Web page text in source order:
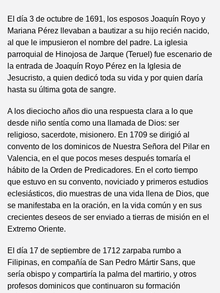
El día 3 de octubre de 1691, los esposos Joaquín Royo y
Mariana Pérez llevaban a bautizar a su hijo recién nacido,
al que le impusieron el nombre del padre. La iglesia
parroquial de Hinojosa de Jarque (Teruel) fue escenario de
la entrada de Joaquín Royo Pérez en la Iglesia de
Jesucristo, a quien dedicó toda su vida y por quien daría
hasta su última gota de sangre.
A los dieciocho años dio una respuesta clara a lo que
desde niño sentía como una llamada de Dios: ser
religioso, sacerdote, misionero. En 1709 se dirigió al
convento de los dominicos de Nuestra Señora del Pilar en
Valencia, en el que pocos meses después tomaría el
hábito de la Orden de Predicadores. En el corto tiempo
que estuvo en su convento, noviciado y primeros estudios
eclesiásticos, dio muestras de una vida llena de Dios, que
se manifestaba en la oración, en la vida común y en sus
crecientes deseos de ser enviado a tierras de misión en el
Extremo Oriente.
El día 17 de septiembre de 1712 zarpaba rumbo a
Filipinas, en compañía de San Pedro Mártir Sans, que
sería obispo y compartiría la palma del martirio, y otros
profesos dominicos que continuaron su formación